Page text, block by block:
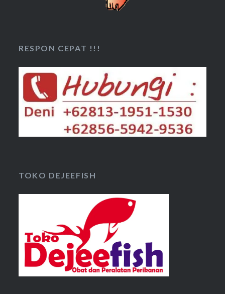
RESPON CEPAT !!!
TOKO DEJEEFISH